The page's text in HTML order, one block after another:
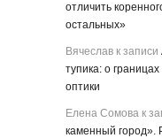
отличить
остальных»
Вячеслав к записи
тупика: о
оптики
Елена Сомова к
каменный город».